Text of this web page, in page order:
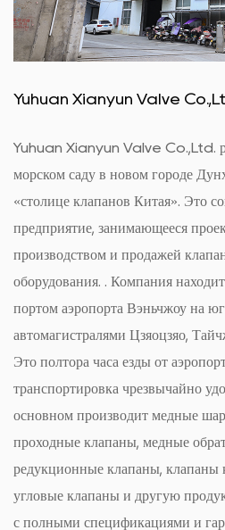
Yuhuan Xianyun Valve
Yuhuan Xianyun Valve Co.,Ltd.
морском саду в новом городе
«столице клапанов Китая». Это
предприятие, занимающееся
производством и продажей
оборудования. . Компания
портом аэропорта Вэньчжоу на
автомагистралями Цзяоцзяо,
Это полтора часа езды от
транспортировка чрезвычайно
основном производит медные
проходные клапаны, медные
редукционные клапаны, клапаны
угловые клапаны и другую
с полными спецификациями и